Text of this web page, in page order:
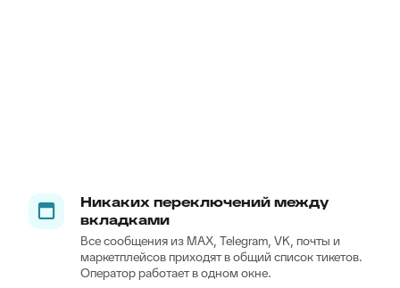
Никаких переключений между
вкладками
Все сообщения из MAX, Telegram, VK, почты и
маркетплейсов приходят в общий список тикетов.
Оператор работает в одном окне.